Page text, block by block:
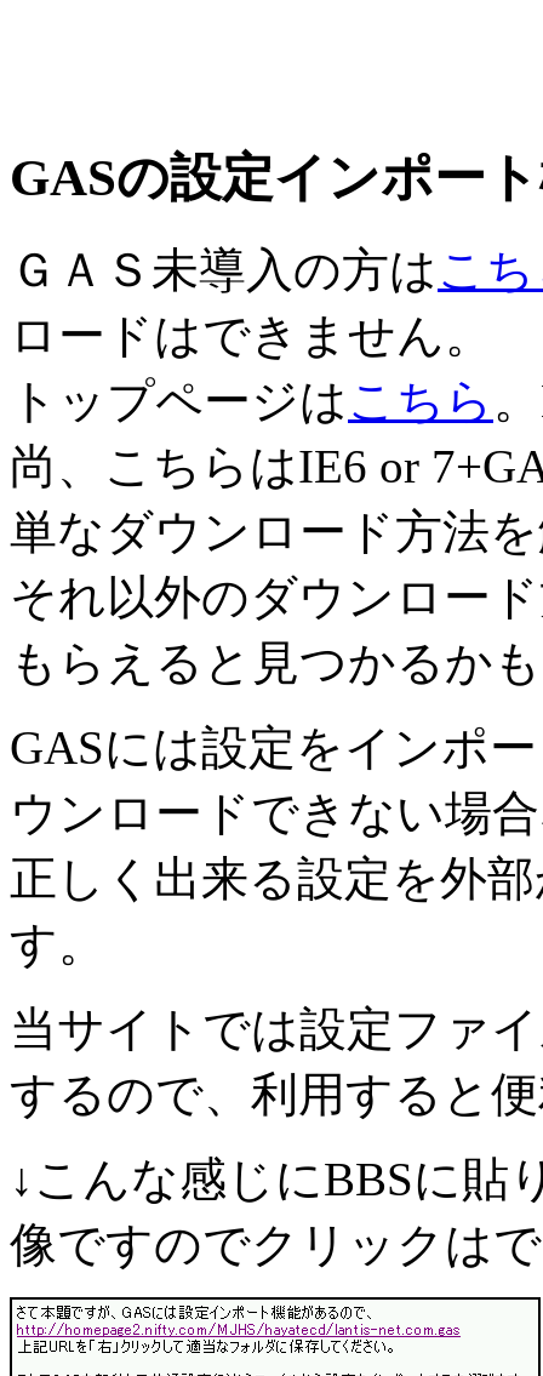
GASの設定インポー
ＧＡＳ未導入の方はこ
ロードはできません。
トップページはこちら
尚、こちらはIE6 or
単なダウンロード方法
それ以外のダウンロー
もらえると見つかるか
GASには設定をインポ
ウンロードできない場
正しく出来る設定を外
す。
当サイトでは設定ファ
するので、利用すると
↓こんな感じにBBSに貼
像ですのでクリックは